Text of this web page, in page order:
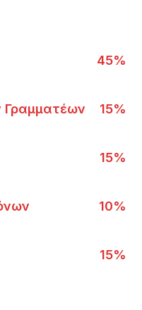
45%
Γραμματέων 15%
15%
10%
15%